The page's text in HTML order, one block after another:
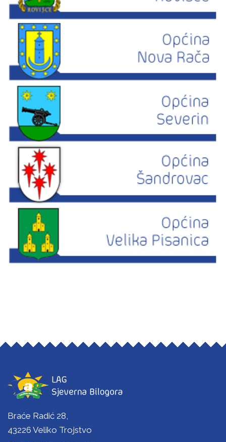
Braće Radić 28,
43226 Veliko Trojstvo